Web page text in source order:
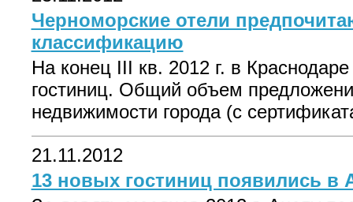
Черноморские отели
классификацию
На конец III кв. 2012 г. в
гостиниц. Общий объем
недвижимости города (с
21.11.2012
13 новых гостиниц появились в